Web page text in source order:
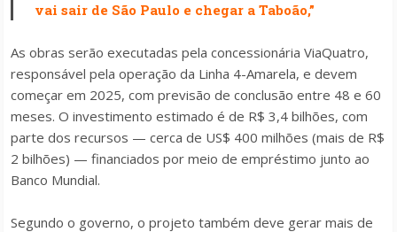
vai sair de São Paulo e chegar a Taboão,”
As obras serão executadas pela concessionária ViaQuatro,
responsável pela operação da Linha 4-Amarela, e devem
começar em 2025, com previsão de conclusão entre 48 e 60
meses. O investimento estimado é de R$ 3,4 bilhões, com
parte dos recursos — cerca de US$ 400 milhões (mais de R$
2 bilhões) — financiados por meio de empréstimo junto ao
Banco Mundial.
Segundo o governo, o projeto também deve gerar mais de